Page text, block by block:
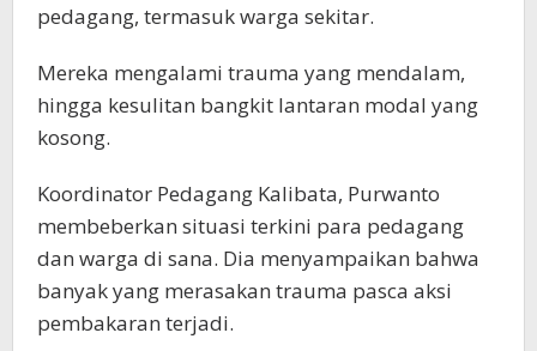
pedagang, termasuk warga sekitar.
Mereka mengalami trauma yang mendalam,
hingga kesulitan bangkit lantaran modal yang
kosong.
Koordinator Pedagang Kalibata, Purwanto
membeberkan situasi terkini para pedagang
dan warga di sana. Dia menyampaikan bahwa
banyak yang merasakan trauma pasca aksi
pembakaran terjadi.